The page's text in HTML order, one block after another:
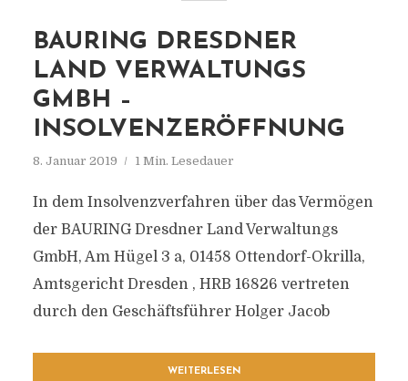
BAURING DRESDNER
LAND VERWALTUNGS
GMBH –
INSOLVENZERÖFFNUNG
8. Januar 2019 1 Min. Lesedauer
In dem Insolvenzverfahren über das Vermögen
der BAURING Dresdner Land Verwaltungs
GmbH, Am Hügel 3 a, 01458 Ottendorf-Okrilla,
Amtsgericht Dresden , HRB 16826 vertreten
durch den Geschäftsführer Holger Jacob
WEITERLESEN